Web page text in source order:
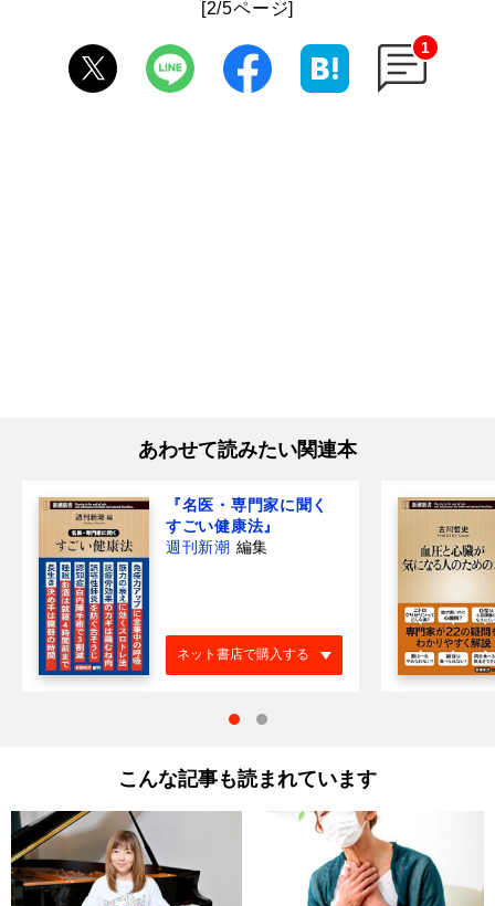
[2/5ページ]
1
あわせて読みたい関連本
『名医・専門家に聞く
すごい健康法』
週刊新潮 編集
ネット書店で購入する
こんな記事も読まれています